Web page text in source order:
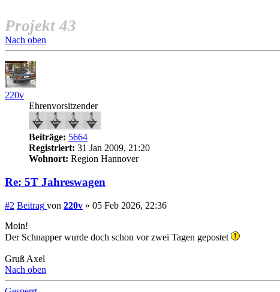
Projekt 43
Nach oben
220v
Ehrenvorsitzender
Beiträge: 5664
Registriert: 31 Jan 2009, 21:20
Wohnort: Region Hannover
Re: 5T Jahreswagen
#2 Beitrag von 220v » 05 Feb 2026, 22:36
Moin!
Der Schnapper wurde doch schon vor zwei Tagen gepostet
Gruß Axel
Nach oben